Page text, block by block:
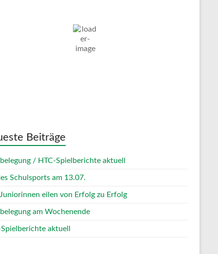
Beiträge
/ HTC-Spielberichte aktuell
Schulsports am 13.07.
eilen von Erfolg zu Erfolg
am Wochenende
Spielberichte aktuell